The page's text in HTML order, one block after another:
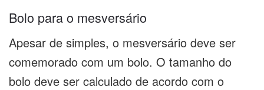
Bolo para o mesversário
Apesar de simples, o mesversário deve ser
comemorado com um bolo. O tamanho do
bolo deve ser calculado de acordo com o